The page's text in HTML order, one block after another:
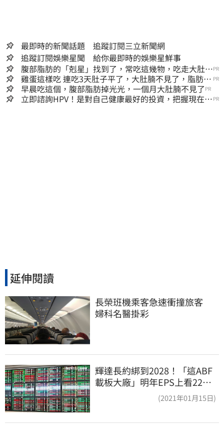
最即時的新聞話題 追蹤訂閱三立新聞網
追蹤訂閱娛樂星聞 給你最即時的娛樂星鮮事
腹部脂肪的「剋星」找到了，常吃這幾物，吃走大肚
囊，瘦出小蠻腰
PR
雞蛋這樣吃 連吃3天肚子平了，大肚腩不見了，脂肪沒
了！
PR
早晨吃這個，腹部脂肪掉光光，一個月大肚腩不見了 PR
立即諮詢HPV！是對自己健康最好的投資，把握現在不 PR
延伸閱讀
長榮班機乘客急速衝撞旅客
婦科名醫掛彩
輝達長約綁到2028！「這ABF
載板大廠」明年EPS上看22
元 目標價至1000元(2021年01月15日)